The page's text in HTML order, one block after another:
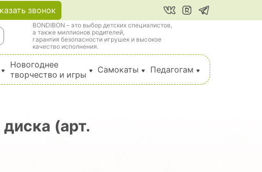
звонок
BONDIBON – это выбор детских специалистов,
а также миллионов родителей,
гарантия безопасности игрушек и высокое
качество исполнения.
Новогоднее
творчество и игры
Самокаты Педагогам
(арт.